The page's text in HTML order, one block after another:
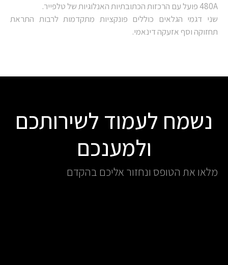
480A פועל עם הרכזות הכתובתיות האנלוגיות של טלפייר.
שני דגמי הגלאים כוללים פונקציות מתקדמות לרבות התראת
תחזוקה וסף אזעקה דינאמי.
נשמח לעמוד לשירותכם
ולמענכם
מלאו את הטופס ונחזור אליכם בהקדם